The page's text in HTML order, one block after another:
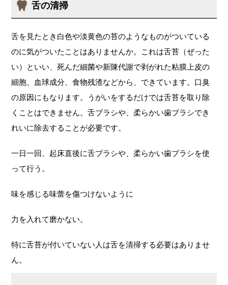
舌の清掃
舌を見たとき白色や淡黄色の苔のようなものがついている
のに気がついたことはありませんか。これは舌苔（ぜった
い）といい、死んだ細菌や新陳代謝で剥がれた粘膜上皮の
細胞、血球成分、食物残渣などから、できています。口臭
の原因にもなります。うがいをするだけでは舌苔を取り除
くことはできません。舌ブラシや、柔らかい歯ブラシでき
れいに除去することが必要です。
一日一回、起床直後に舌ブラシや、柔らかい歯ブラシを使
って行う。
味を感じる味蕾を傷つけないように
力を入れて磨かない。
特に舌苔が付いていない人は舌を清掃する必要はありませ
ん。